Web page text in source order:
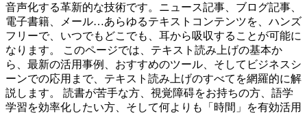
音声化する革新的な技術です。ニュース記事、ブログ記事、
電子書籍、メール…あらゆるテキストコンテンツを、ハンズ
フリーで、いつでもどこでも、耳から吸収することが可能に
なります。 このページでは、テキスト読み上げの基本か
ら、最新の活用事例、おすすめのツール、そしてビジネスシ
ーンでの応用まで、テキスト読み上げのすべてを網羅的に解
説します。 読書が苦手な方、視覚障碍をお持ちの方、語学
学習を効率化したい方、そして何よりも「時間」を有効活用